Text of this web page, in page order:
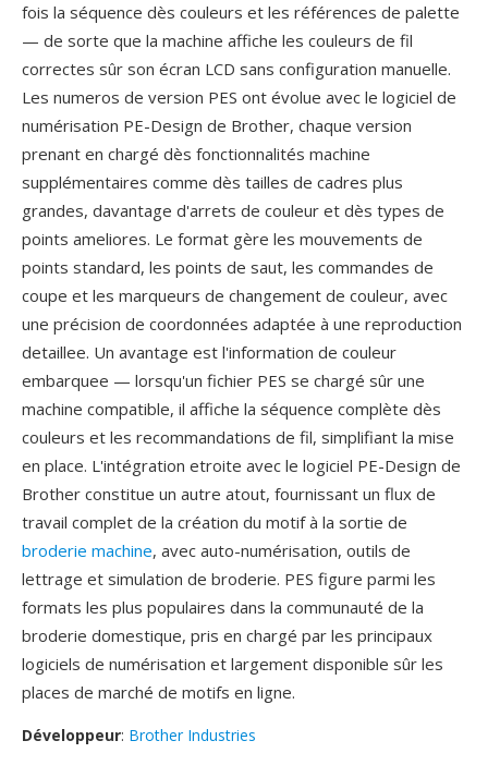
fois la séquence dès couleurs et les références de palette
— de sorte que la machine affiche les couleurs de fil
correctes sûr son écran LCD sans configuration manuelle.
Les numeros de version PES ont évolue avec le logiciel de
numérisation PE-Design de Brother, chaque version
prenant en chargé dès fonctionnalités machine
supplémentaires comme dès tailles de cadres plus
grandes, davantage d'arrets de couleur et dès types de
points ameliores. Le format gère les mouvements de
points standard, les points de saut, les commandes de
coupe et les marqueurs de changement de couleur, avec
une précision de coordonnées adaptée à une reproduction
detaillee. Un avantage est l'information de couleur
embarquee — lorsqu'un fichier PES se chargé sûr une
machine compatible, il affiche la séquence complète dès
couleurs et les recommandations de fil, simplifiant la mise
en place. L'intégration etroite avec le logiciel PE-Design de
Brother constitue un autre atout, fournissant un flux de
travail complet de la création du motif à la sortie de
broderie machine, avec auto-numérisation, outils de
lettrage et simulation de broderie. PES figure parmi les
formats les plus populaires dans la communauté de la
broderie domestique, pris en chargé par les principaux
logiciels de numérisation et largement disponible sûr les
places de marché de motifs en ligne.
Développeur: Brother Industries